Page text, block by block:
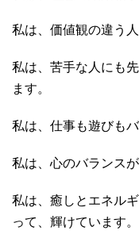
私は、価値観の違う
私は、苦手な人にも
ます。
私は、仕事も遊びも
私は、心のバランス
私は、癒しとエネル
って、輝けています。